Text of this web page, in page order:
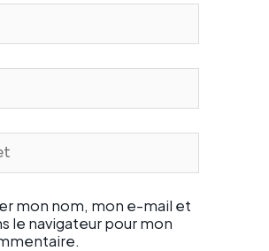
mon nom, mon e-mail et
le navigateur pour mon